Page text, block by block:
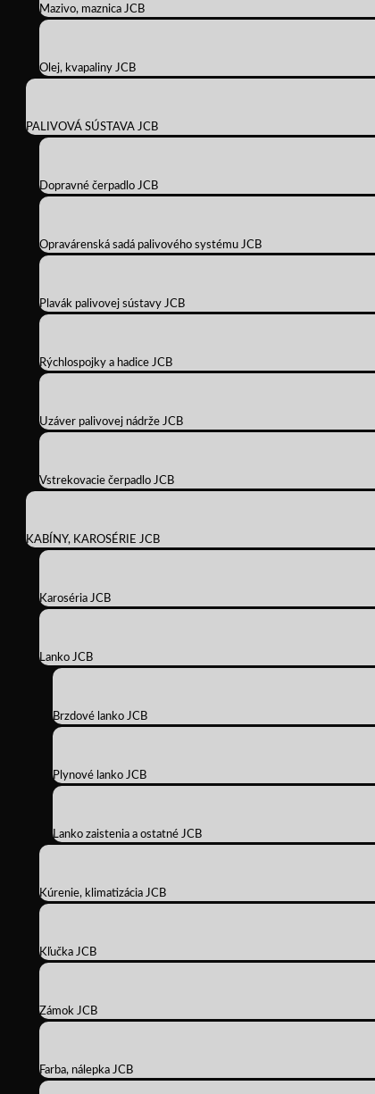
Mazivo, maznica JCB
Olej, kvapaliny JCB
PALIVOVÁ SÚSTAVA JCB
Dopravné čerpadlo JCB
Opravárenská sadá palivového systému JCB
Plavák palivovej sústavy JCB
Rýchlospojky a hadice JCB
Uzáver palivovej nádrže JCB
Vstrekovacie čerpadlo JCB
KABÍNY, KAROSÉRIE JCB
Karoséria JCB
Lanko JCB
Brzdové lanko JCB
Plynové lanko JCB
Lanko zaistenia a ostatné JCB
Kúrenie, klimatizácia JCB
Kľučka JCB
Zámok JCB
Farba, nálepka JCB